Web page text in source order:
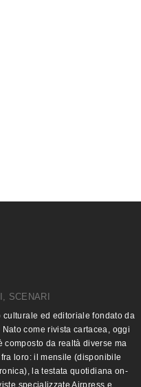
SCENARI
culturale ed editoriale fondato da
come rivista cartacea, oggi
composto da realtà diverse ma
loro: il mensile (disponibile
la testata quotidiana on-
specializzate Airpress e